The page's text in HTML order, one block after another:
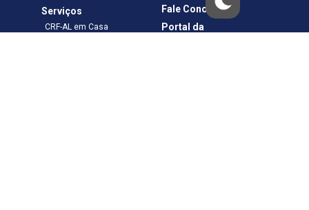
Serviços
CRF-AL em Casa
Fale Conosco
Portal da